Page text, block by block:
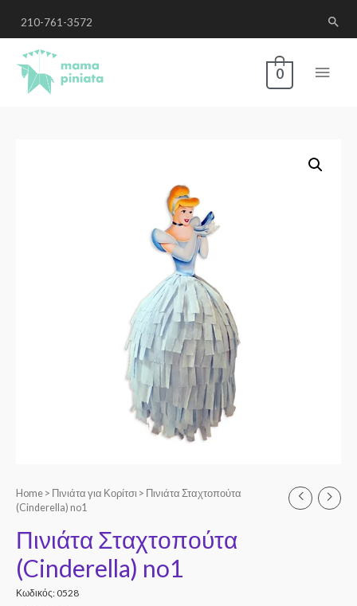
210-761-3572
0
Home > Πινιάτα για Κορίτσι > Πινιάτα Σταχτοπούτα
(Cinderella) no1
Πινιάτα Σταχτοπούτα
(Cinderella) no1
Κωδικός: 0528